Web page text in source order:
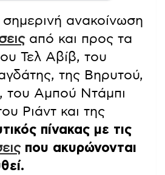
σημερινή ανακοίνωση
από και προς τα
Τελ Αβίβ, του
της Βηρυτού,
του Αμπού Ντάμπι
Ριάντ και της
πίνακας με τις
που ακυρώνονται